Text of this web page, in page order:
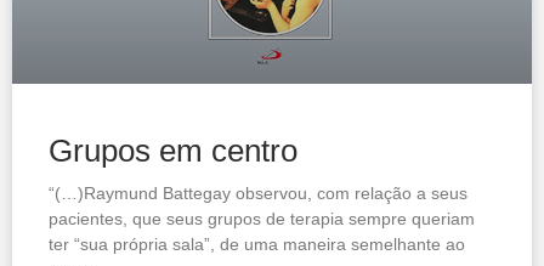
Grupos em centro
“(…)Raymund Battegay observou, com relação a seus
pacientes, que seus grupos de terapia sempre queriam
ter “sua própria sala”, de uma maneira semelhante ao